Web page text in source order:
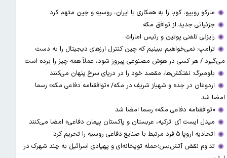
مارکو روبیو، کوبا را به همکاری با ایران، روسیه و چین متهم کرد
جزئیاتی جدید از توافق مکه
رایزنی تلفنی پوتین و رئیس امارات
ترامپ: نمی‌خواهیم ببینیم که چین کنترل ارز‌های دیجیتال را به دست
می‌گیرد / هر کسی در هوش مصنوعی پیروز شود، عملاً همه چیز را برده است
بلومبرگ: نفتکش‌ها، مقصد خود را در دریای سرخ پنهان می‌کنند
اردوغان در جده و شهباز شریف در مکه/ «توافقنامه دفاعی مکه» رسما
امضا شد
«توافقنامه دفاعی مکه» رسما امضا شد
میدل ایست آی: ترکیه، عربستان و پاکستان پیمان دفاعی» امضا می‌کنند
اتحادیه اروپا ۵ فرد مرتبط با صنایع دفاعی روسیه را تحریم کرد
تداوم نقض آتش‌بس؛حمله توپخانه‌ای و پهپادی اسرائیل به چند شهرک در